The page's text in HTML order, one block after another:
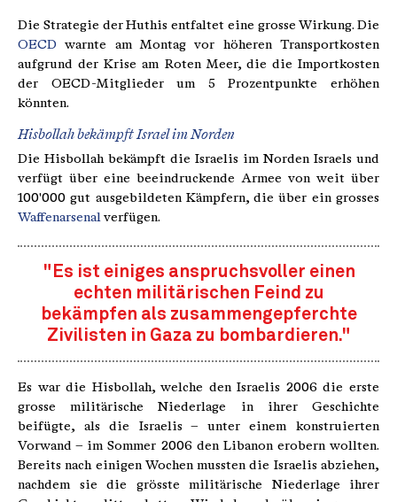
Die Strategie der Huthis entfaltet eine grosse Wirkung. Die
OECD warnte am Montag vor höheren Transportkosten
aufgrund der Krise am Roten Meer, die die Importkosten
der OECD-Mitglieder um 5 Prozentpunkte erhöhen
könnten.
Hisbollah bekämpft Israel im Norden
Die Hisbollah bekämpft die Israelis im Norden Israels und
verfügt über eine beeindruckende Armee von weit über
100'000 gut ausgebildeten Kämpfern, die über ein grosses
Waffenarsenal verfügen.
"Es ist einiges anspruchsvoller einen
echten militärischen Feind zu
bekämpfen als zusammengepferchte
Zivilisten in Gaza zu bombardieren."
Es war die Hisbollah, welche den Israelis 2006 die erste
grosse militärische Niederlage in ihrer Geschichte
beifügte, als die Israelis – unter einem konstruierten
Vorwand – im Sommer 2006 den Libanon erobern wollten.
Bereits nach einigen Wochen mussten die Israelis abziehen,
nachdem sie die grösste militärische Niederlage ihrer